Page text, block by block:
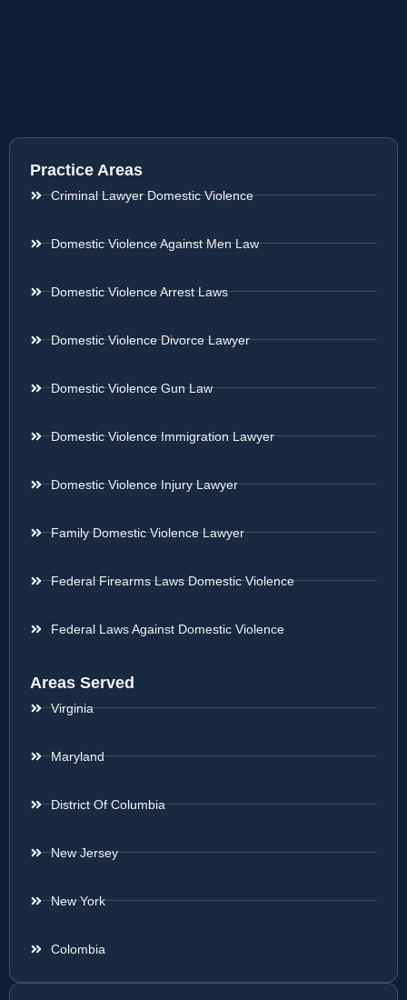
Practice Areas
Criminal Lawyer Domestic Violence
Domestic Violence Against Men Law
Domestic Violence Arrest Laws
Domestic Violence Divorce Lawyer
Domestic Violence Gun Law
Domestic Violence Immigration Lawyer
Domestic Violence Injury Lawyer
Family Domestic Violence Lawyer
Federal Firearms Laws Domestic Violence
Federal Laws Against Domestic Violence
Areas Served
Virginia
Maryland
District Of Columbia
New Jersey
New York
Colombia